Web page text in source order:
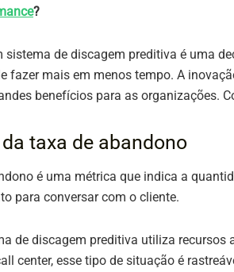
?
sistema de discagem preditiva é uma
fazer mais em menos tempo. A
benefícios para as organizações.
taxa de abandono
é uma métrica que indica a
para conversar com o cliente.
de discagem preditiva utiliza
center, esse tipo de situação é